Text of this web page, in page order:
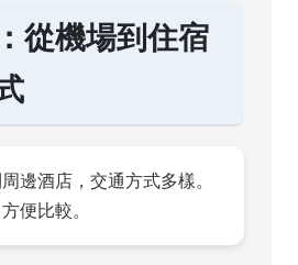
從機場到住宿
邊酒店，交通方式多樣。
便比較。